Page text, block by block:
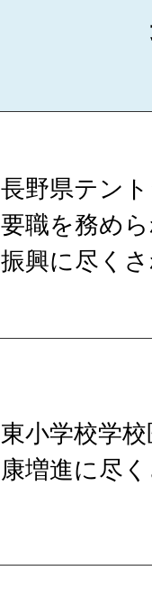
長野県テン
要職を務め
振興に尽く
東小学校学
康増進に尽